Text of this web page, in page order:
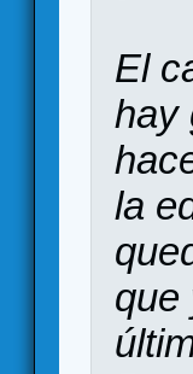
El
hay
la
que